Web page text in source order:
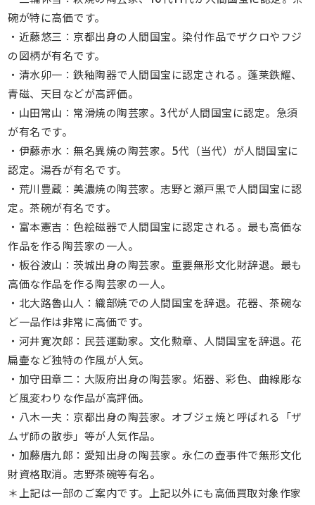
碗が特に高価です。
・近藤悠三：京都出身の人間国宝。染付作品でザクロやフジ
の図柄が有名です。
・清水卯一：鉄釉陶器で人間国宝に認定される。蓬莱鉄耀、
青磁、天目などが高評価。
・山田常山：常滑焼の陶芸家。3代が人間国宝に認定。急須
が有名です。
・伊藤赤水：無名異焼の陶芸家。5代（当代）が人間国宝に
認定。湯呑が有名です。
・荒川豊蔵：美濃焼の陶芸家。志野と瀬戸黒で人間国宝に認
定。茶碗が有名です。
・富本憲吉：色絵磁器で人間国宝に認定される。最も高価な
作品を作る陶芸家の一人。
・板谷波山：茨城出身の陶芸家。重要無形文化財辞退。最も
高価な作品を作る陶芸家の一人。
・北大路魯山人：織部焼での人間国宝を辞退。花器、茶碗な
ど一品作は非常に高価です。
・河井寛次郎：民芸運動家。文化勲章、人間国宝を辞退。花
扁壷など独特の作風が人気。
・加守田章二：大阪府出身の陶芸家。炻器、彩色、曲線彫な
ど風変わりな作品が高評価。
・八木一夫：京都出身の陶芸家。オブジェ焼と呼ばれる「ザ
ムザ師の散歩」等が人気作品。
・加藤唐九郎：愛知出身の陶芸家。永仁の壺事件で無形文化
財資格取消。志野茶碗等有名。
＊上記は一部のご案内です。上記以外にも高価買取対象作家